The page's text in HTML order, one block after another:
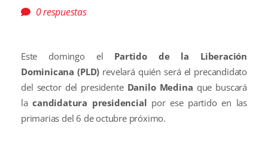
0 respuestas
Este domingo el Partido de la Liberación
Dominicana (PLD) revelará quién será el precandidato
del sector del presidente Danilo Medina que buscará
lacandidatura presidencial por ese partido en las
primarias del 6 de octubre próximo.